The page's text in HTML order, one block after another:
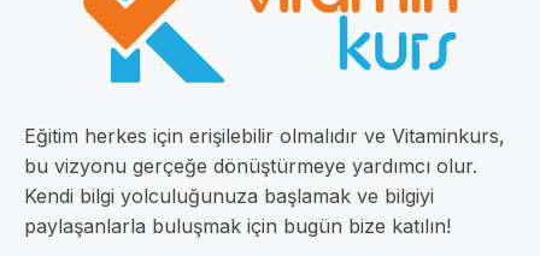
Eğitim herkes için erişilebilir olmalıdır ve Vitaminkurs,
bu vizyonu gerçeğe dönüştürmeye yardımcı olur.
Kendi bilgi yolculuğunuza başlamak ve bilgiyi
paylaşanlarla buluşmak için bugün bize katılın!